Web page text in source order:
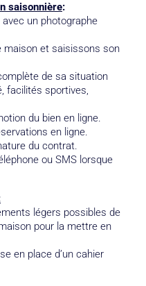
saisonnière:
un photographe
maison et saisissons son
de sa situation
facilités sportives,
du bien en ligne.
en ligne.
du contrat.
ou SMS lorsque
légers possibles de
pour la mettre en
en place d’un cahier